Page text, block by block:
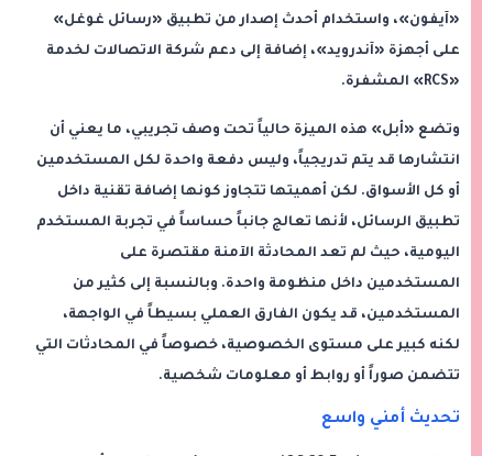
«آيفون»، واستخدام أحدث إصدار من تطبيق «رسائل غوغل»
على أجهزة «آندرويد»، إضافة إلى دعم شركة الاتصالات لخدمة
«RCS» المشفرة.
وتضع «أبل» هذه الميزة حالياً تحت وصف تجريبي، ما يعني أن
انتشارها قد يتم تدريجياً، وليس دفعة واحدة لكل المستخدمين
أو كل الأسواق. لكن أهميتها تتجاوز كونها إضافة تقنية داخل
تطبيق الرسائل، لأنها تعالج جانباً حساساً في تجربة المستخدم
اليومية، حيث لم تعد المحادثة الآمنة مقتصرة على
المستخدمين داخل منظومة واحدة. وبالنسبة إلى كثير من
المستخدمين، قد يكون الفارق العملي بسيطاً في الواجهة،
لكنه كبير على مستوى الخصوصية، خصوصاً في المحادثات التي
تتضمن صوراً أو روابط أو معلومات شخصية.
تحديث أمني واسع